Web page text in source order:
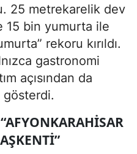
25 metrekarelik dev
15 bin yumurta ile
rekoru kırıldı.
gastronomi
açısından da
gösterdi.